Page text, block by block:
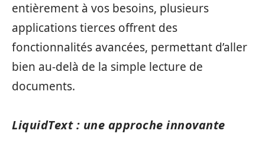
entièrement à vos besoins, plusieurs
applications tierces offrent des
fonctionnalités avancées, permettant d’aller
bien au-delà de la simple lecture de
documents.
LiquidText : une approche innovante